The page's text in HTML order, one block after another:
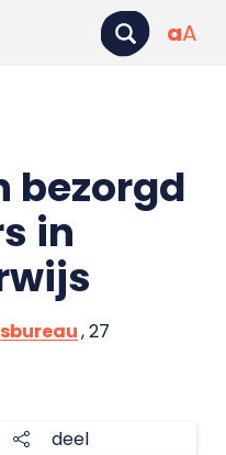
aA
bezorgd
in
, 27
deel